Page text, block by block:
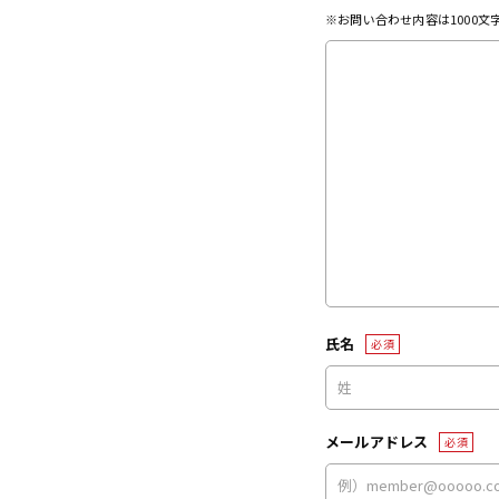
※お問い合わせ内容は1000文
氏名 必須
メールアドレス 必須